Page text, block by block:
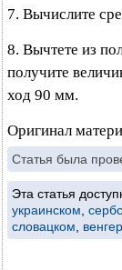
7. Вычислите
8. Вычтете из
получите
ход 90 мм.
Оригинал
Статья была
Эта статья
украинском
словацком